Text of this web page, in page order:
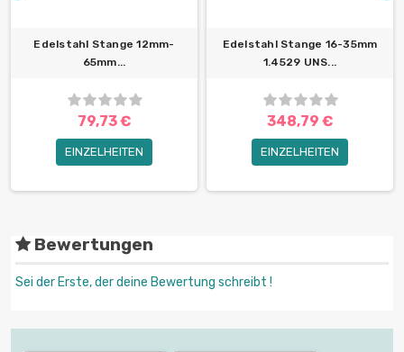
Edelstahl Stange 12mm-
65mm...
79,73 €
EINZELHEITEN
Edelstahl Stange 16-35mm
1.4529 UNS...
348,79 €
EINZELHEITEN
Bewertungen
Sei der Erste, der deine Bewertung schreibt !